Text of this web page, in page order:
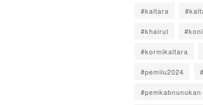
#kaltara
#khairul
#kormikaltara
#pemilu2024
#pemkabnunukan